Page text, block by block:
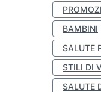
BAMBINI
SALUTE
STILI DI
SALUTE